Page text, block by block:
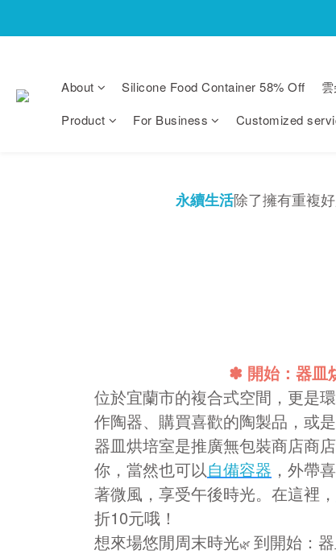
About Silicone Food Container 58% Off
Product
For Business Customized
永續生活除了擁有重複
✽ 開始：器皿
位於宜蘭市的複合式空間，更是
作陶器、購買喜歡的陶製品，或
器皿烘培室是推廣無包裝商店商
你，當然也可以自備容器 ，外帶
著微風，享受午後時光。在這裡，
折10元哦！
想來場悠閒周末時光🌿 到開始：